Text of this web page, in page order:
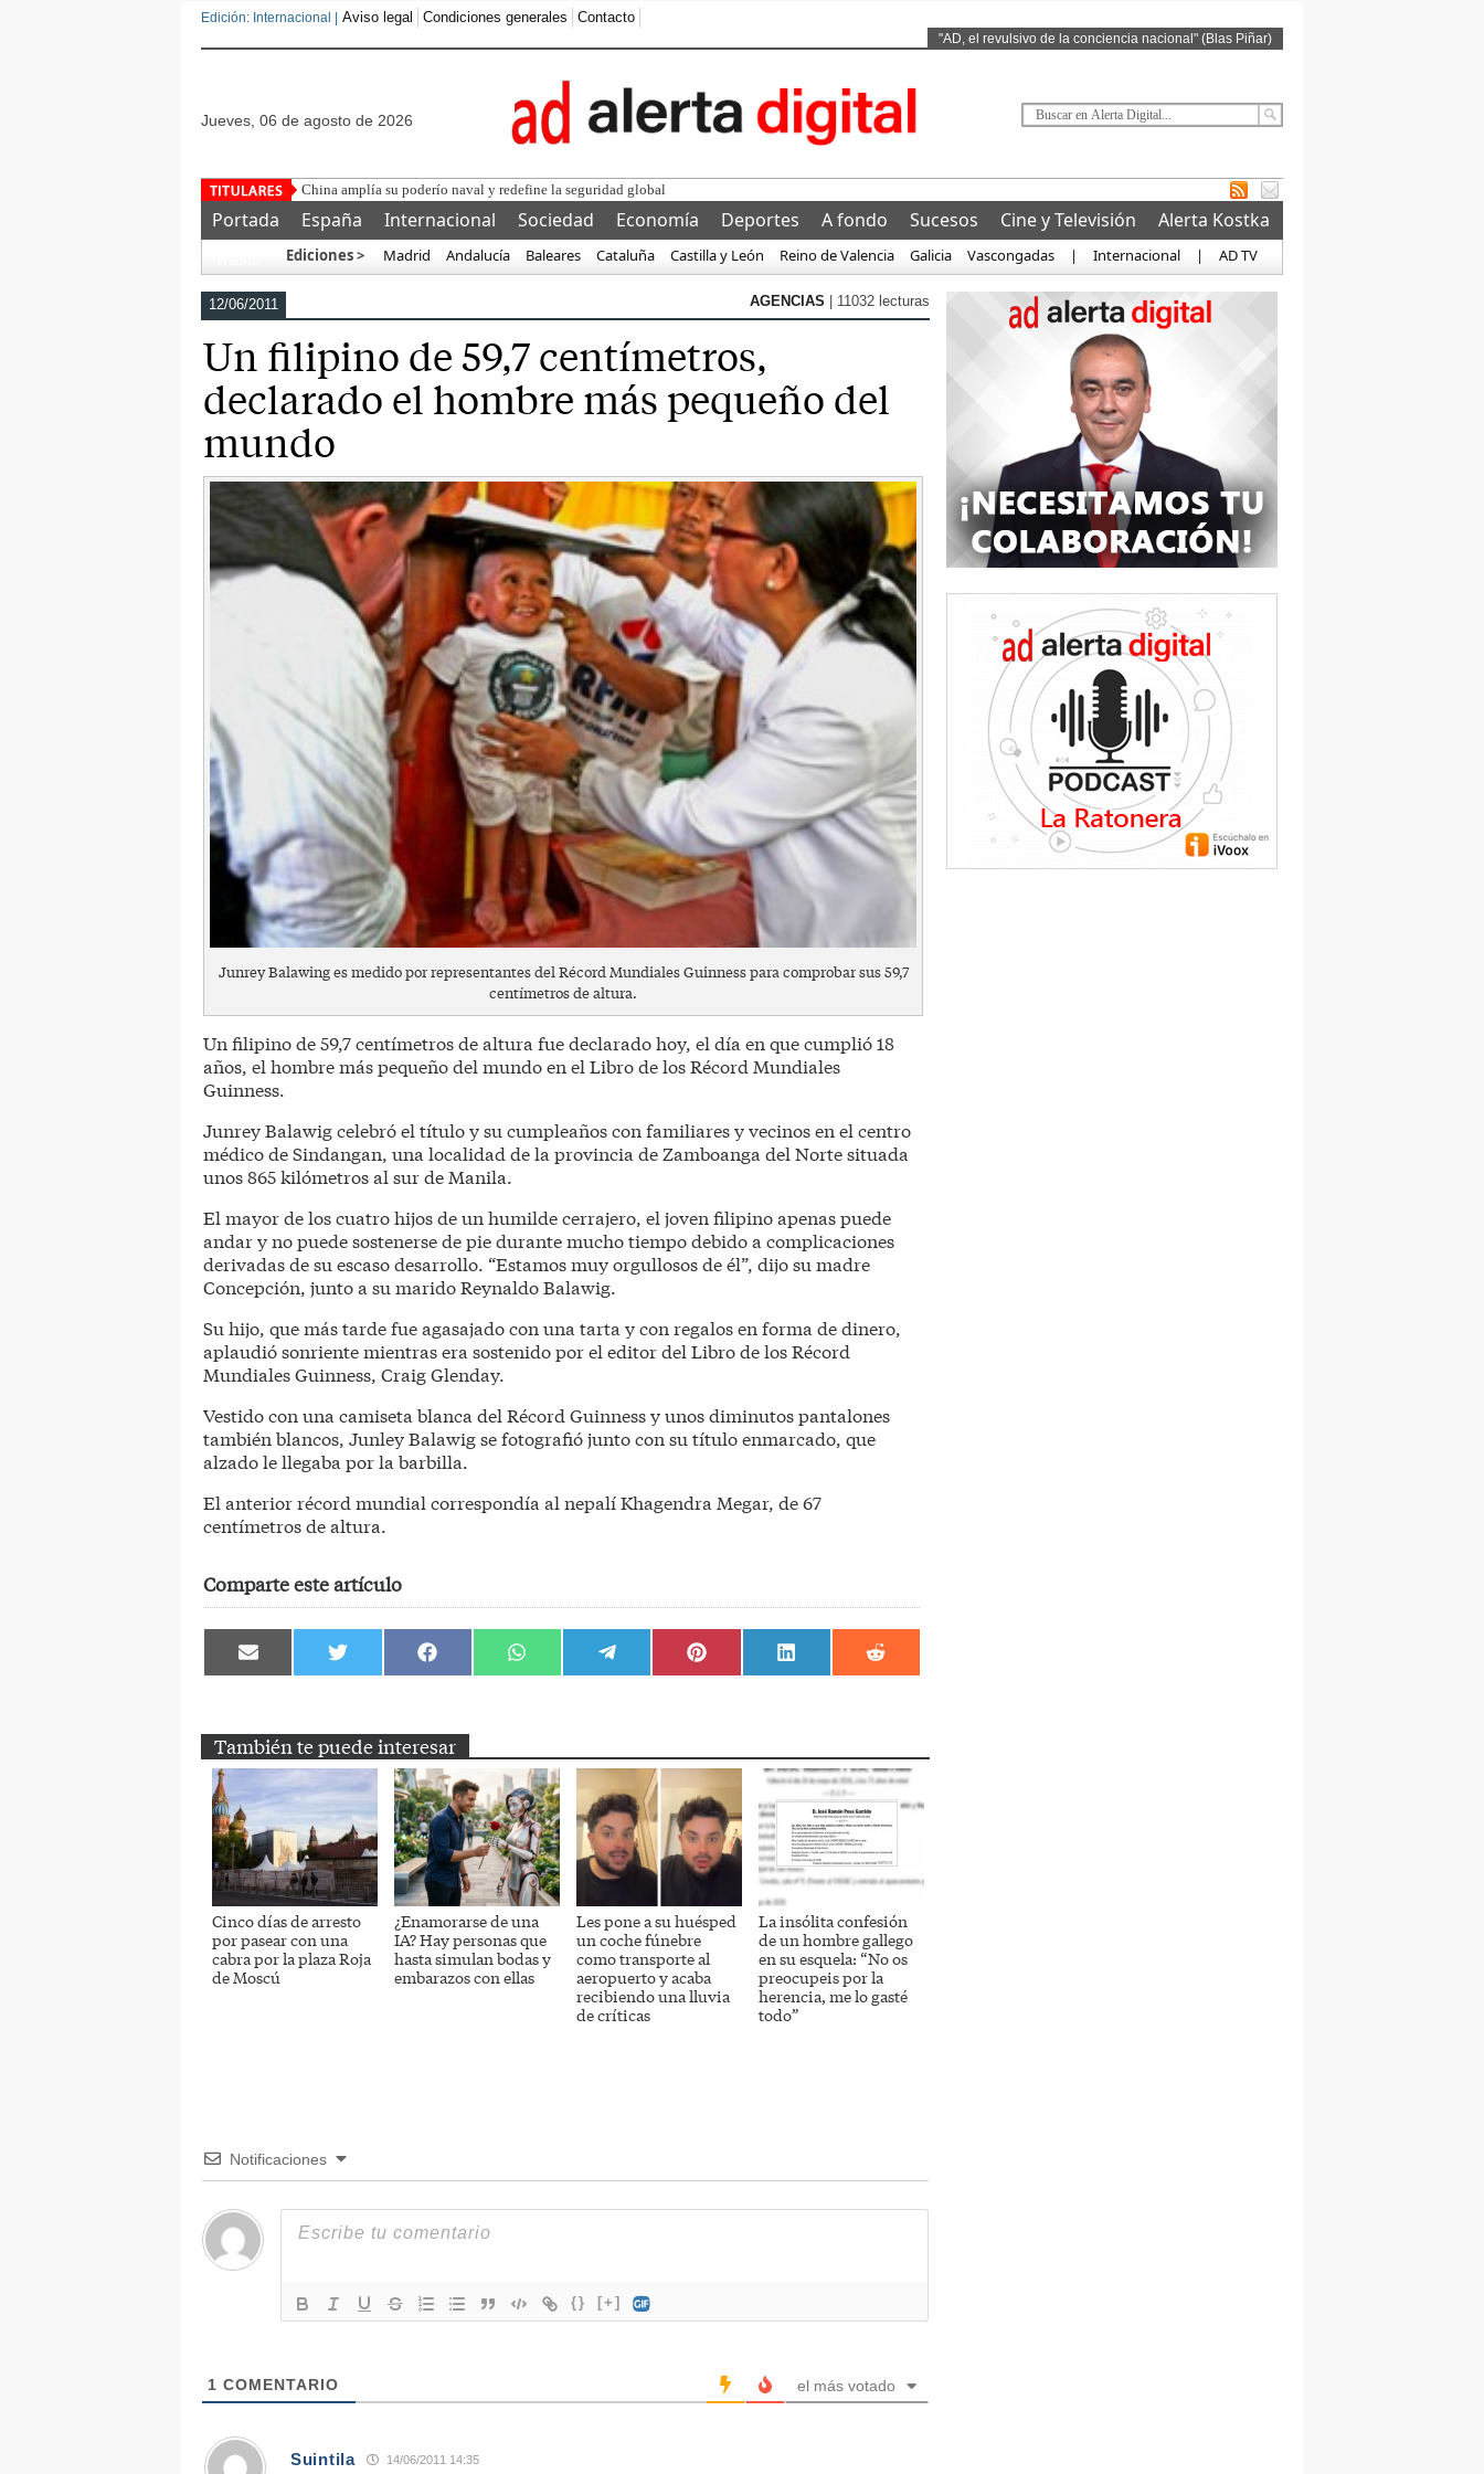
Edición: Internacional | Aviso legal Condiciones generales Contacto
"AD, el revulsivo de la conciencia nacional" (Blas Piñar)
jueves, 06 de agosto de 2026
China amplía su poderío naval y redefine la seguridad global
Portada España Internacional Sociedad Economía Deportes A fondo Sucesos Cine y Televisión
Alerta Kostka
Ediciones > Madrid Andalucía Baleares Cataluña Castilla y León Reino de Valencia Galicia Vascongadas | Internacional | AD TV
12/06/2011 AGENCIAS | 11032 lecturas
Un filipino de 59,7 centímetros,
declarado el hombre más pequeño del
mundo
Junrey Balawing es medido por representantes del Récord Mundiales Guinness para comprobar sus 59,7
centímetros de altura.
Un filipino de 59,7 centímetros de altura fue declarado hoy, el día en que cumplió 18
años, el hombre más pequeño del mundo en el Libro de los Récord Mundiales
Guinness.
Junrey Balawig celebró el título y su cumpleaños con familiares y vecinos en el centro
médico de Sindangan, una localidad de la provincia de Zamboanga del Norte situada
unos 865 kilómetros al sur de Manila.
El mayor de los cuatro hijos de un humilde cerrajero, el joven filipino apenas puede
andar y no puede sostenerse de pie durante mucho tiempo debido a complicaciones
derivadas de su escaso desarrollo. “Estamos muy orgullosos de él”, dijo su madre
Concepción, junto a su marido Reynaldo Balawig.
Su hijo, que más tarde fue agasajado con una tarta y con regalos en forma de dinero,
aplaudió sonriente mientras era sostenido por el editor del Libro de los Récord
Mundiales Guinness, Craig Glenday.
Vestido con una camiseta blanca del Récord Guinness y unos diminutos pantalones
también blancos, Junley Balawig se fotografió junto con su título enmarcado, que
alzado le llegaba por la barbilla.
El anterior récord mundial correspondía al nepalí Khagendra Megar, de 67
centímetros de altura.
Comparte este artículo
Compartir
en
Compartir
en
Compartir
en
Compartir
en
Compartir
en
Compartir
en
Compartir
en
Compartir
en
También te puede interesar
Cinco días de arresto
por pasear con una
cabra por la plaza Roja
de Moscú
¿Enamorarse de una
IA? Hay personas que
hasta simulan bodas y
embarazos con ellas
Les pone a su huésped
un coche fúnebre
como transporte al
aeropuerto y acaba
recibiendo una lluvia
de críticas
La insólita confesión
de un hombre gallego
en su esquela: “No os
preocupeis por la
herencia, me lo gasté
todo”
Notificaciones
{} [+]
1 COMENTARIO el más votado
Suintila 14/06/2011 14:35